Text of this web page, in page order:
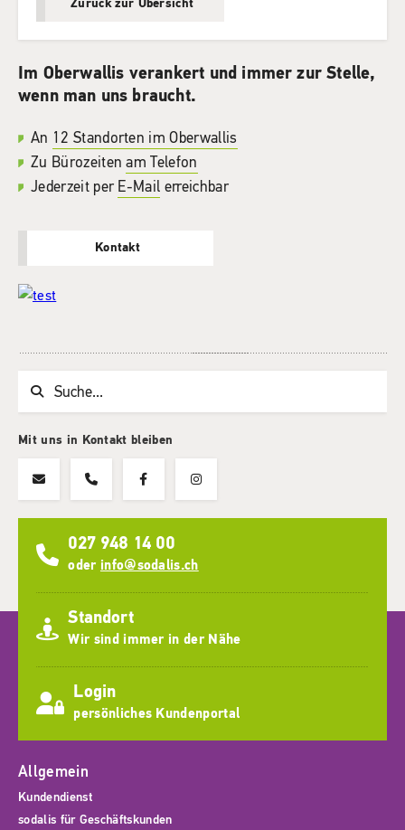
Zurück zur Übersicht
Im Oberwallis verankert und immer zur Stelle,
wenn man uns braucht.
An 12 Standorten im Oberwallis
Zu Bürozeitenam Telefon
Jederzeit per E-Mail erreichbar
Kontakt
Suchwort
Mit uns in Kontakt bleiben
027 948 14 00
oder info@sodalis.ch
Standort
Wir sind immer in der Nähe
Login
persönliches Kundenportal
Allgemein
Kundendienst
sodalis für Geschäftskunden